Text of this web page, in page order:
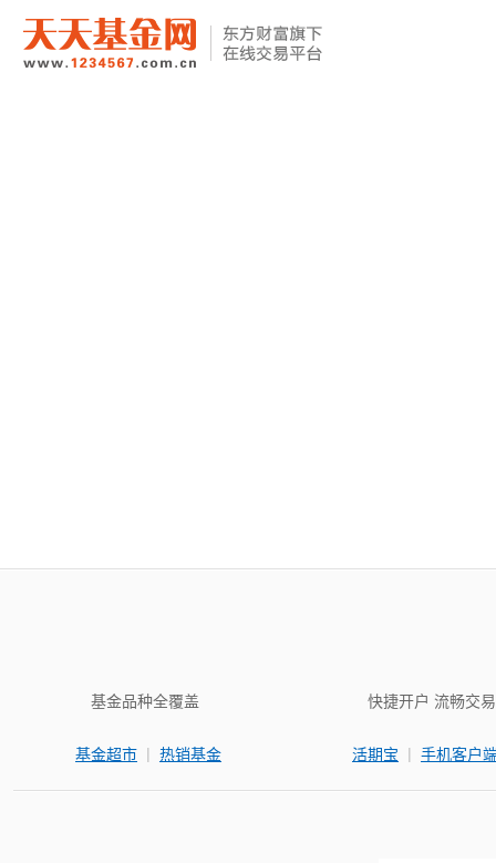
基金品种全覆盖
基金超市 | 热销基金
快捷开户 流畅交易
活期宝 | 手机客户